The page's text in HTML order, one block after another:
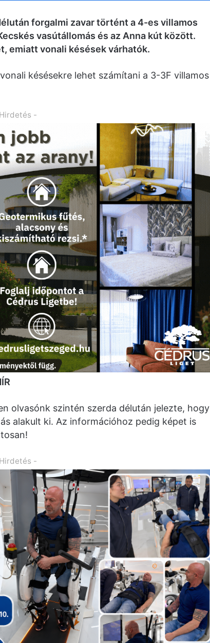
forgalmi zavar történt a 4-es villamos
vasútállomás és az Anna kút között.
emiatt vonali késések várhatók.
késésekre lehet számítani a 3-3F villamos
-
olvasónk szintén szerda délután jelezte, hogy
alakult ki. Az információhoz pedig képet is
-